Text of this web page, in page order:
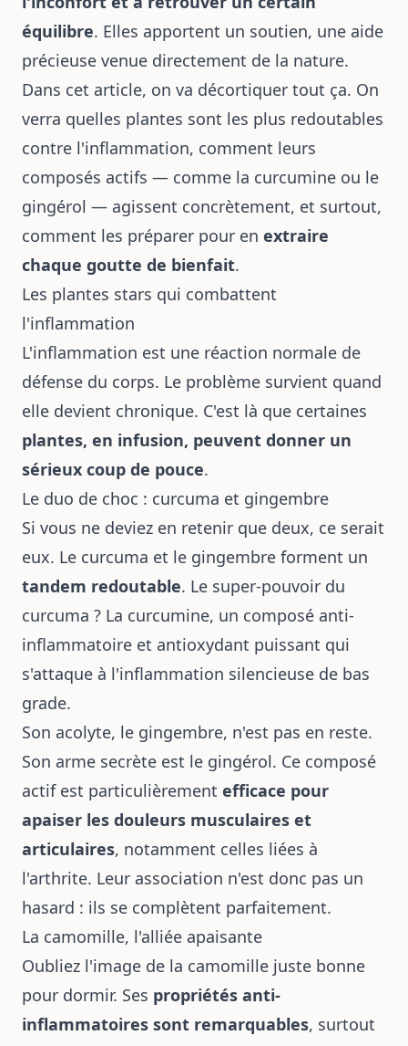
équilibre. Elles apportent un soutien, une aide
précieuse venue directement de la nature.
Dans cet article, on va décortiquer tout ça. On
verra quelles plantes sont les plus redoutables
contre l'inflammation, comment leurs
composés actifs — comme la curcumine ou le
gingérol — agissent concrètement, et surtout,
comment les préparer pour en extraire
chaque goutte de bienfait.
Les plantes stars qui combattent
l'inflammation
L'inflammation est une réaction normale de
défense du corps. Le problème survient quand
elle devient chronique. C'est là que certaines
plantes, en infusion, peuvent donner un
sérieux coup de pouce.
Le duo de choc : curcuma et gingembre
Si vous ne deviez en retenir que deux, ce serait
eux. Le curcuma et le gingembre forment un
tandem redoutable. Le super-pouvoir du
curcuma ? La curcumine, un composé anti-
inflammatoire et antioxydant puissant qui
s'attaque à l'inflammation silencieuse de bas
grade.
Son acolyte, le gingembre, n'est pas en reste.
Son arme secrète est le gingérol. Ce composé
actif est particulièrement efficace pour
apaiser les douleurs musculaires et
articulaires, notamment celles liées à
l'arthrite. Leur association n'est donc pas un
hasard : ils se complètent parfaitement.
La camomille, l'alliée apaisante
Oubliez l'image de la camomille juste bonne
pour dormir. Ses propriétés anti-
inflammatoires sont remarquables, surtout